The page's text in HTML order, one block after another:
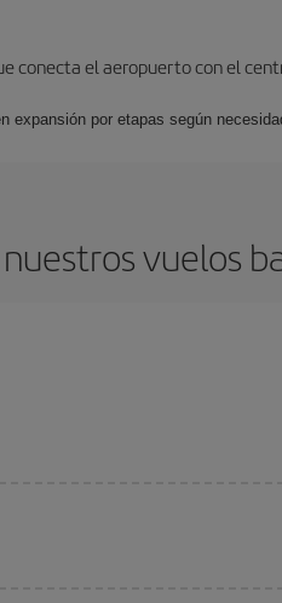
conecta el aeropuerto con el
expansión por etapas según
vuelos
baratos, no solo
de vuelo que te ofrecemos